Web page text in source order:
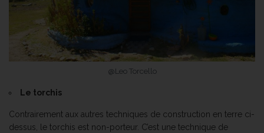
@Leo Torcello
Le torchis
Contrairement aux autres techniques de construction en terre ci-
dessus, le torchis est non-porteur. C’est une technique de